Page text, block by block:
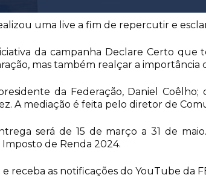
uma live a fim de repercutir e
da campanha Declare Certo
mas também realçar a
da Federação, Daniel
A mediação é feita pelo diretor de
será de 15 de março a 31 de
de Renda 2024.
receba as notificações do YouTube da